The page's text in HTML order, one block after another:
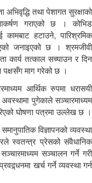
तथा पेशागत सुरक्षाको
गराएको छ । कोभिड
कामबाट हटाउने, पारिश्रमिक
जनाइएको छ । श्रमजीवी
कार्य तत्काल सच्याउन र दिन
पक्षसँग माग गरेको छ ।
आर्थिक रुपमा धरासयी
पुगेकाले सञ्चारमाध्यम
घोषणा पत्रमा उल्लेख छ ।
विज्ञापनको व्यवस्था
स्वतन्त्र प्रेसको संवैधानिक
सञ्चालन गर्ने गरी
खर्च गर्ने व्यवस्था गर्न